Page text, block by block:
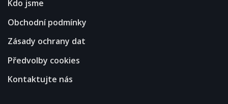
Kdo jsme
Obchodní podmínky
Zásady ochrany dat
Předvolby cookies
Kontaktujte nás